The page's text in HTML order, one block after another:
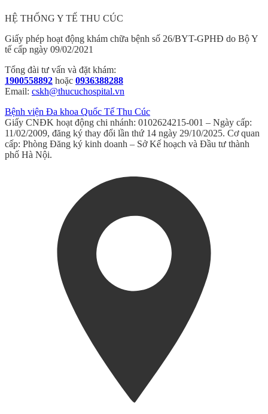
HỆ THỐNG Y TẾ THU CÚC
Giấy phép hoạt động khám chữa bệnh số 26/BYT-GPHĐ do Bộ Y
tế cấp ngày 09/02/2021
Tổng đài tư vấn và đặt khám:
1900558892 hoặc 0936388288
Email: cskh@thucuchospital.vn
Bệnh viện Đa khoa Quốc Tế Thu Cúc
Giấy CNĐK hoạt động chi nhánh: 0102624215-001 – Ngày cấp:
11/02/2009, đăng ký thay đổi lần thứ 14 ngày 29/10/2025. Cơ quan
cấp: Phòng Đăng ký kinh doanh – Sở Kế hoạch và Đầu tư thành
phố Hà Nội.